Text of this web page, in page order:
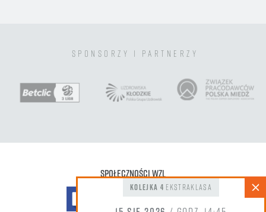
sponsorzy i partnerzy
Społeczności WZL
kolejka 4 Ekstraklasa